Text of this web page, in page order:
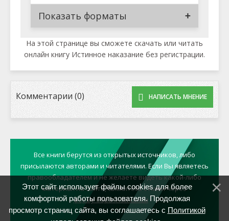
Показать форматы
На этой странице вы сможете скачать или читать
онлайн книгу Истинное наказание без регистрации.
Комментарии (0) НАПИСАТЬ МНЕНИЕ
Все книги берутся из открытых источников, либо
присылаются авторами и читателями. Если Вы являетесь
правообладателем и не желаете видеть какой-либо
материал на сайте, свяжитесь с нами через
форму обратной связи
Этот сайт использует файлы cookies для более
комфортной работы пользователя. Продолжая
просмотр страниц сайта, вы соглашаетесь с Политикой